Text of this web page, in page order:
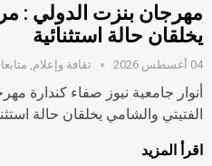
مهرجان بنزت الدولي :
يخلقان حالة استثنائية
04 أغسطس 2026 ثقافة وإعلام
أنوار جامعية نيوز صفاء كندارة
الفتيتي والشامي يخلقان حالة
اقرأ المزيد